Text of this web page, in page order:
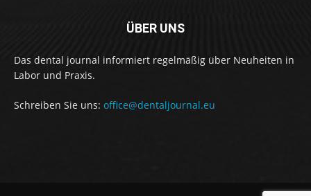
ÜBER UNS
Das dental journal informiert regelmäßig über Neuheiten in
Labor und Praxis.
Schreiben Sie uns: office@dentaljournal.eu